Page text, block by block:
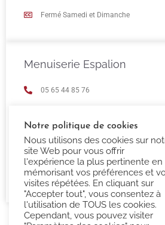
Fermé Samedi et Dimanche
Menuiserie Espalion
05 65 44 85 76
23 Boulevard de Guizard 12500
Lundi au Vendredi 9h00 -12h00 /
Fermé Samedi et Dimanche
Notre politique de cookies
Nous utilisons des cookies sur
site Web pour vous offrir
l'expérience la plus pertinente en
mémorisant vos préférences et
visites répétées. En cliquant sur
"Accepter tout", vous consentez à
l'utilisation de TOUS les cookies.
Cependant, vous pouvez visiter